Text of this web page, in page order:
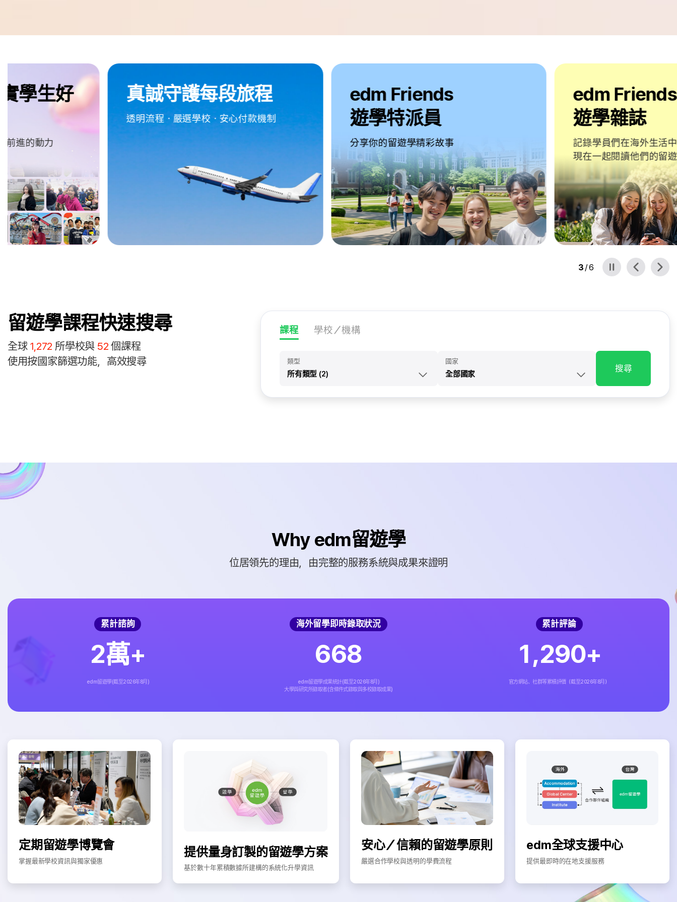
遊
學
真誠守護每段旅程
透明流程・嚴選學校・安心付款機制
edm Friends
遊學特派員
分享你的留遊學精彩故事
edm Friends
記錄學員們在海外生活中的珍貴時刻
現在一起閱讀他們的留遊學故事吧！
3/6
留遊學課程快速搜尋
全球 1,272 所學校與 52 個課程
使用按國家篩選功能，高效搜尋
課程 學校／機構
類型
所有類型 (2)
國家
全部國家
搜尋
Why edm留遊學
位居領先的理由，由完整的服務系統與成果來證明
累計諮詢
2萬+
edm留遊學(截至2026年8月)
海外留學即時錄取狀況
668
edm留遊學成果統計(截至2026年8月)
大學與研究所錄取者(含條件式錄取與多校錄取成果)
累計評論
1,290+
官方網站、社群等累積評價（截至2026年8月）
定期留遊學博覽會
掌握最新學校資訊與獨家優惠
提供量身訂製的留遊學方案
基於數十年累積數據所建構的系統化升學資訊
安心／信賴的留遊學原則
嚴選合作學校與透明的學費流程
edm全球支援中心
提供最即時的在地支援服務